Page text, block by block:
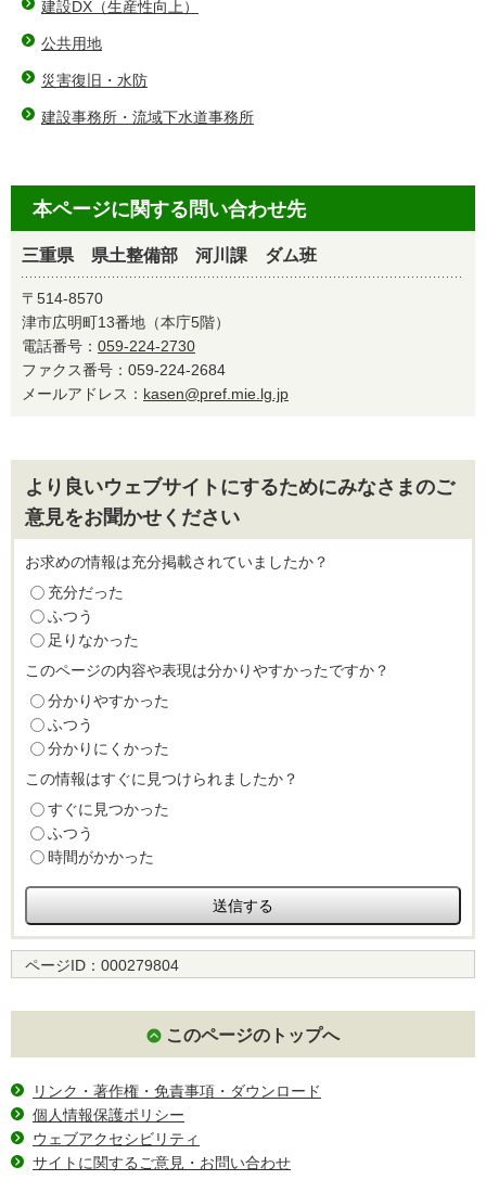
建設DX（⽣産性向上）
公共用地
災害復旧・水防
建設事務所・流域下水道事務所
本ページに関する問い合わせ先
三重県 県土整備部 河川課 ダム班
〒514-8570
津市広明町13番地（本庁5階）
電話番号： 059-224-2730
ファクス番号：059-224-2684
メールアドレス： kasen@pref.mie.lg.jp
より良いウェブサイトにするためにみなさまのご
意見をお聞かせください
お求めの情報は充分掲載されていましたか？
充分だった
ふつう
足りなかった
このページの内容や表現は分かりやすかったですか？
分かりやすかった
ふつう
分かりにくかった
この情報はすぐに見つけられましたか？
すぐに見つかった
ふつう
時間がかかった
ページID： 000279804
このページのトップへ
リンク・著作権・免責事項・ダウンロード
個人情報保護ポリシー
ウェブアクセシビリティ
サイトに関するご意見・お問い合わせ